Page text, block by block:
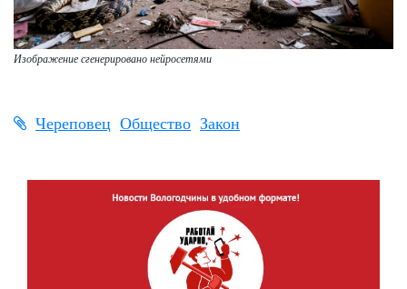
Изображение сгенерировано нейросетями
Череповец Общество Закон